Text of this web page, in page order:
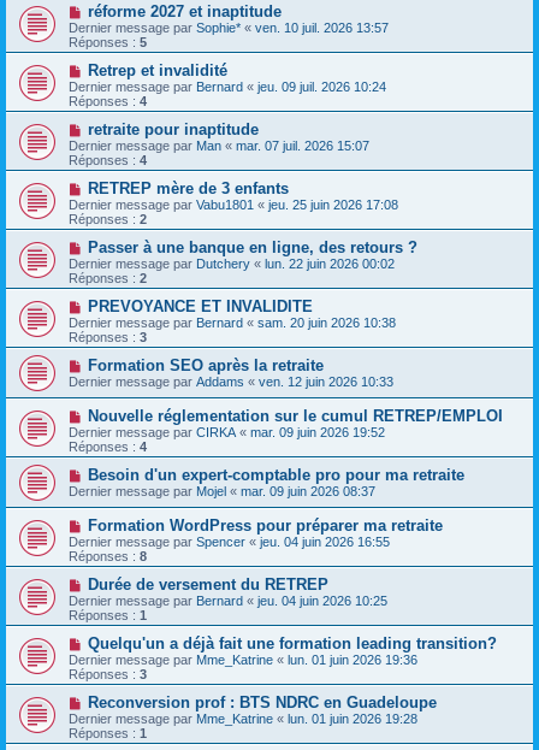
réforme 2027 et inaptitude
Dernier message par Sophie* « ven. 10 juil. 2026 13:57
Réponses : 5
Retrep et invalidité
Dernier message par Bernard « jeu. 09 juil. 2026 10:24
Réponses : 4
retraite pour inaptitude
Dernier message par Man « mar. 07 juil. 2026 15:07
Réponses : 4
RETREP mère de 3 enfants
Dernier message par Vabu1801 « jeu. 25 juin 2026 17:08
Réponses : 2
Passer à une banque en ligne, des retours ?
Dernier message par Dutchery « lun. 22 juin 2026 00:02
Réponses : 2
PREVOYANCE ET INVALIDITE
Dernier message par Bernard « sam. 20 juin 2026 10:38
Réponses : 3
Formation SEO après la retraite
Dernier message par Addams « ven. 12 juin 2026 10:33
Nouvelle réglementation sur le cumul RETREP/EMPLOI
Dernier message par CIRKA « mar. 09 juin 2026 19:52
Réponses : 4
Besoin d'un expert-comptable pro pour ma retraite
Dernier message par Mojel « mar. 09 juin 2026 08:37
Formation WordPress pour préparer ma retraite
Dernier message par Spencer « jeu. 04 juin 2026 16:55
Réponses : 8
Durée de versement du RETREP
Dernier message par Bernard « jeu. 04 juin 2026 10:25
Réponses : 1
Quelqu'un a déjà fait une formation leading transition?
Dernier message par Mme_Katrine « lun. 01 juin 2026 19:36
Réponses : 3
Reconversion prof : BTS NDRC en Guadeloupe
Dernier message par Mme_Katrine « lun. 01 juin 2026 19:28
Réponses : 1